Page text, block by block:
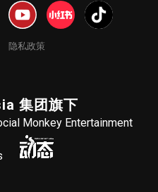
隐私政策
集团旗下